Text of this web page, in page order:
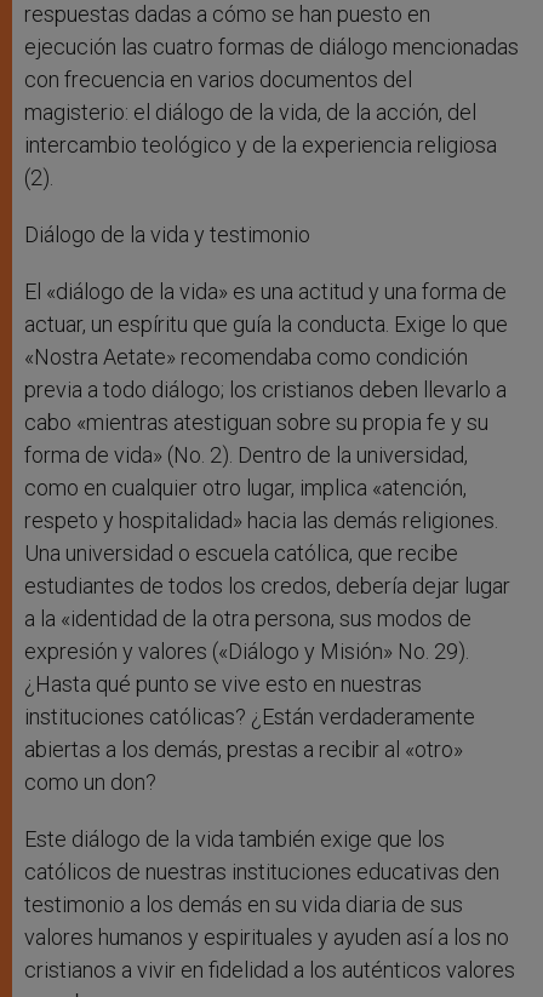
respuestas dadas a cómo se han puesto en
ejecución las cuatro formas de diálogo mencionadas
con frecuencia en varios documentos del
magisterio: el diálogo de la vida, de la acción, del
intercambio teológico y de la experiencia religiosa
(2).
Diálogo de la vida y testimonio
El «diálogo de la vida» es una actitud y una forma de
actuar, un espíritu que guía la conducta. Exige lo que
«Nostra Aetate» recomendaba como condición
previa a todo diálogo; los cristianos deben llevarlo a
cabo «mientras atestiguan sobre su propia fe y su
forma de vida» (No. 2). Dentro de la universidad,
como en cualquier otro lugar, implica «atención,
respeto y hospitalidad» hacia las demás religiones.
Una universidad o escuela católica, que recibe
estudiantes de todos los credos, debería dejar lugar
a la «identidad de la otra persona, sus modos de
expresión y valores («Diálogo y Misión» No. 29).
¿Hasta qué punto se vive esto en nuestras
instituciones católicas? ¿Están verdaderamente
abiertas a los demás, prestas a recibir al «otro»
como un don?
Este diálogo de la vida también exige que los
católicos de nuestras instituciones educativas den
testimonio a los demás en su vida diaria de sus
valores humanos y espirituales y ayuden así a los no
cristianos a vivir en fidelidad a los auténticos valores